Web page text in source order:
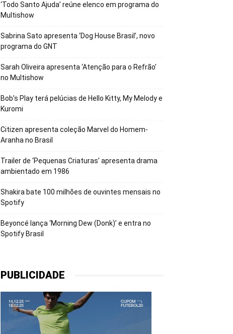
‘Todo Santo Ajuda’ reúne elenco em programa do
Multishow
Sabrina Sato apresenta ‘Dog House Brasil’, novo
programa do GNT
Sarah Oliveira apresenta ‘Atenção para o Refrão’
no Multishow
Bob’s Play terá pelúcias de Hello Kitty, My Melody e
Kuromi
Citizen apresenta coleção Marvel do Homem-
Aranha no Brasil
Trailer de ‘Pequenas Criaturas’ apresenta drama
ambientado em 1986
Shakira bate 100 milhões de ouvintes mensais no
Spotify
Beyoncé lança ‘Morning Dew (Donk)’ e entra no
Spotify Brasil
PUBLICIDADE